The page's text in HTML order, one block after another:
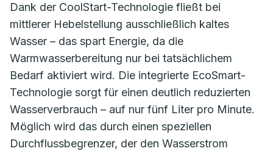
Dank der CoolStart-Technologie fließt bei
mittlerer Hebelstellung ausschließlich kaltes
Wasser – das spart Energie, da die
Warmwasserbereitung nur bei tatsächlichem
Bedarf aktiviert wird. Die integrierte EcoSmart-
Technologie sorgt für einen deutlich reduzierten
Wasserverbrauch – auf nur fünf Liter pro Minute.
Möglich wird das durch einen speziellen
Durchflussbegrenzer, der den Wasserstrom